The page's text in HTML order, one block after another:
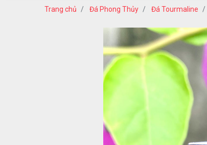
Trang chủ Đá Phong Thủy Đá Tourmaline